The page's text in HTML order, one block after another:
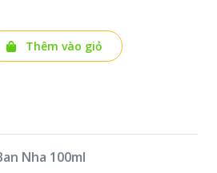
Thêm vào giỏ
Nha 100ml